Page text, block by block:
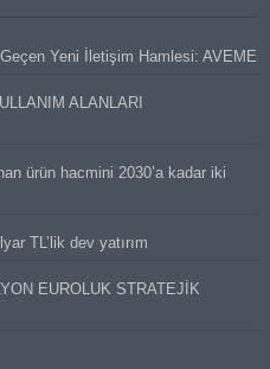
Yeni İletişim Hamlesi: AVEME
ALANLARI
ürün hacmini 2030’a kadar iki
TL’lik dev yatırım
EUROLUK STRATEJİK